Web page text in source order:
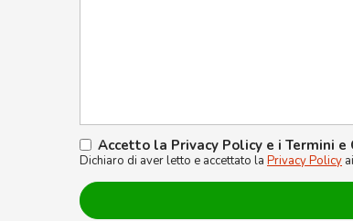
Accetto la Privacy Policy e i Termini e
Dichiaro di aver letto e accettato la Privacy Policy